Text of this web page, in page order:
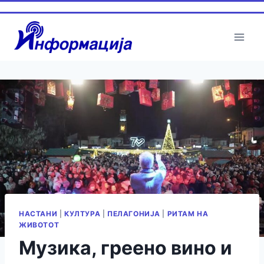
content
НАСТАНИ КУЛТУРА ПЕЛАГОНИЈА
РИТАМ НА
ЖИВОТОТ
Музика, греено вино и